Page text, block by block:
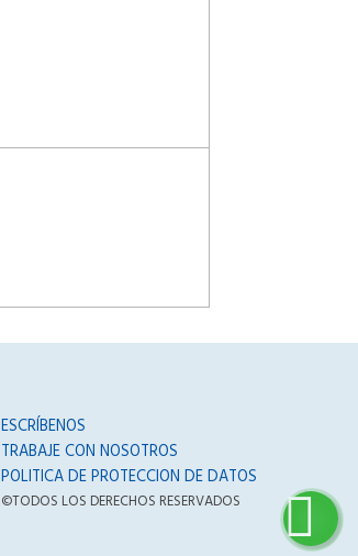
ESCRÍBENOS
TRABAJE CON NOSOTROS
POLITICA DE PROTECCION DE DATOS
©TODOS LOS DERECHOS RESERVADOS